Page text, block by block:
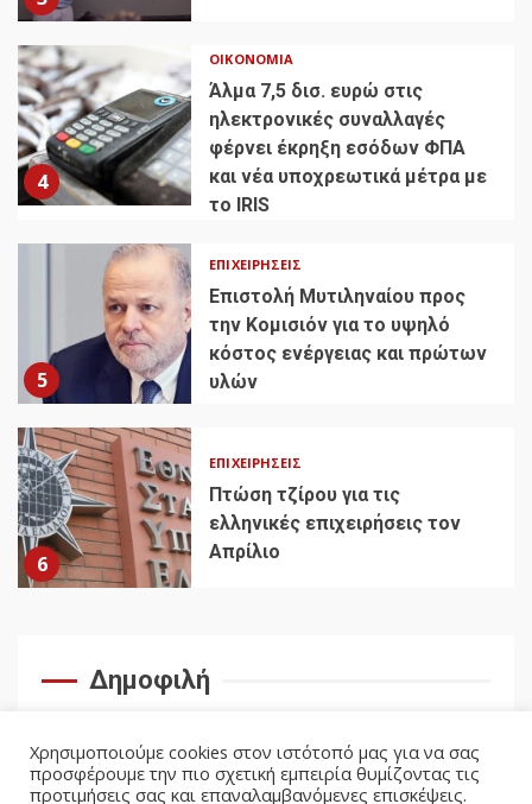
4
ΟΙΚΟΝΟΜΊΑ
Άλμα 7,5 δισ. ευρώ στις
ηλεκτρονικές συναλλαγές
φέρνει έκρηξη εσόδων ΦΠΑ
και νέα υποχρεωτικά μέτρα με
το IRIS
5
ΕΠΙΧΕΙΡΉΣΕΙΣ
Επιστολή Μυτιληναίου προς
την Κομισιόν για το υψηλό
κόστος ενέργειας και πρώτων
υλών
6
ΕΠΙΧΕΙΡΉΣΕΙΣ
Πτώση τζίρου για τις
ελληνικές επιχειρήσεις τον
Απρίλιο
Δημοφιλή
Χρησιμοποιούμε cookies στον ιστότοπό μας για να σας
προσφέρουμε την πιο σχετική εμπειρία θυμίζοντας τις
προτιμήσεις σας και επαναλαμβανόμενες επισκέψεις.